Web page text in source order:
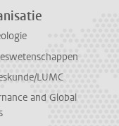
LUMC
and Global